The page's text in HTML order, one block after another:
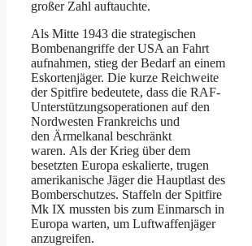
großer Zahl auftauchte.
Als Mitte 1943 die strategischen
Bombenangriffe der USA an Fahrt
aufnahmen, stieg der Bedarf an einem
Eskortenjäger. Die kurze Reichweite
der Spitfire bedeutete, dass die RAF-
Unterstützungsoperationen auf den
Nordwesten Frankreichs und
den Ärmelkanal beschränkt
waren. Als der Krieg über dem
besetzten Europa eskalierte, trugen
amerikanische Jäger die Hauptlast des
Bomberschutzes. Staffeln der Spitfire
Mk IX mussten bis zum Einmarsch in
Europa warten, um Luftwaffenjäger
anzugreifen.